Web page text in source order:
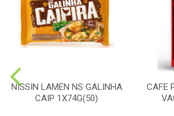
NISSIN LAMEN NS GALINHA
CAIP 1X74G(50)
CAFE